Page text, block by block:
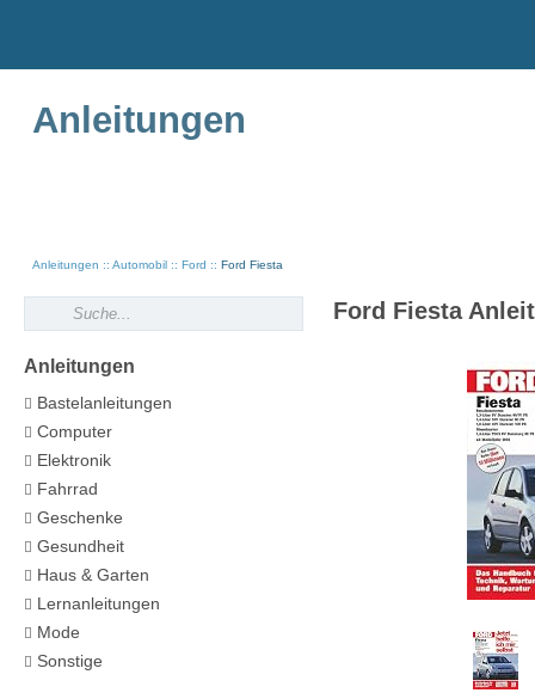
Anleitungen
Anleitungen Automobil Ford Ford Fiesta
Ford Fiesta
Anleitungen
Bastelanleitungen
Computer
Elektronik
Fahrrad
Geschenke
Gesundheit
Haus & Garten
Lernanleitungen
Mode
Sonstige